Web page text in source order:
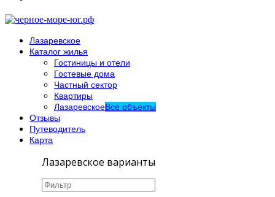
Лазаревское
Каталог жилья
Гостиницы и отели
Гостевые дома
Частный сектор
Квартиры
ЛазаревскоеВсе объекты
Отзывы
Путеводитель
Карта
Лазаревское варианты